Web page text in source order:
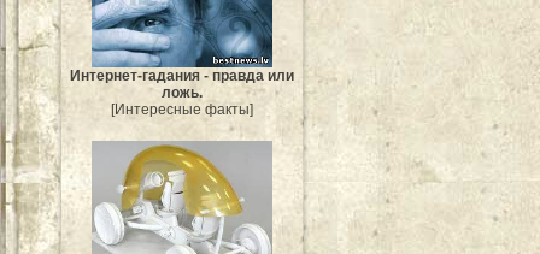
Интернет-гадания - правда или
ложь.
[Интересные факты]